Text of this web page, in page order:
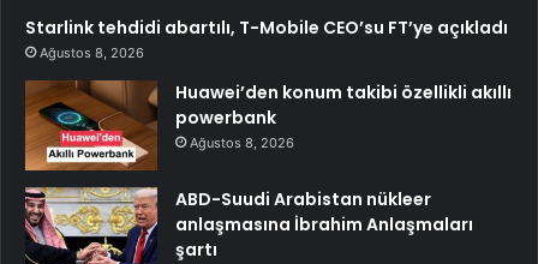
Starlink tehdidi abartılı, T-Mobile CEO’su FT’ye açıkladı
Ağustos 8, 2026
Huawei’den konum takibi özellikli akıllı
powerbank
Ağustos 8, 2026
ABD-Suudi Arabistan nükleer
anlaşmasına İbrahim Anlaşmaları
şartı